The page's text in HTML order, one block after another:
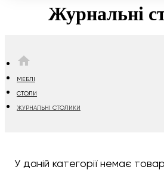
Журнальні
МЕБЛІ
СТОЛИ
ЖУРНАЛЬНІ СТОЛИКИ
У даній категорії немає